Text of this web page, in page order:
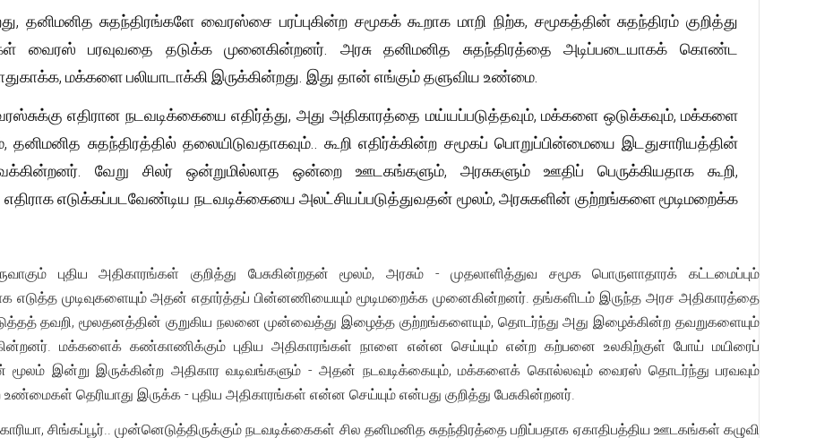
தனிமனித சுதந்திரங்களே வைரஸ்சை பரப்புகின்ற சமூகக் கூறாக மாறி நிற்க, சமூகத்தின் சுதந்திரம் குறித்து
வைரஸ் பரவுவதை தடுக்க முனைகின்றனர். அரசு தனிமனித சுதந்திரத்தை அடிப்படையாகக் கொண்ட
மக்களை பலியாடாக்கி இருக்கின்றது. இது தான் எங்கும் தளுவிய உண்மை.
எதிரான நடவடிக்கையை எதிர்த்து, அது அதிகாரத்தை மய்யப்படுத்தவும், மக்களை ஒடுக்கவும், மக்களை
சுதந்திரத்தில் தலையிடுவதாகவும்.. கூறி எதிர்க்கின்ற சமூகப் பொறுப்பின்மையை இடதுசாரியத்தின்
வேறு சிலர் ஒன்றுமில்லாத ஒன்றை ஊடகங்களும், அரசுகளும் ஊதிப் பெருக்கியதாக கூறி,
எடுக்கப்படவேண்டிய நடவடிக்கையை அலட்சியப்படுத்துவதன் மூலம், அரசுகளின் குற்றங்களை மூடிமறைக்க
புதிய அதிகாரங்கள் குறித்து பேசுகின்றதன் மூலம், அரசும் - முதலாளித்துவ சமூக பொருளாதாரக் கட்டமைப்பும்
எடுத்த முடிவுகளையும் அதன் எதார்த்தப் பின்னணியையும் மூடிமறைக்க முனைகின்றனர். தங்களிடம் இருந்த அரச அதிகாரத்தை
தவறி, மூலதனத்தின் குறுகிய நலனை முன்வைத்து இழைத்த குற்றங்களையும், தொடர்ந்து அது இழைக்கின்ற தவறுகளையும்
மக்களைக் கண்காணிக்கும் புதிய அதிகாரங்கள் நாளை என்ன செய்யும் என்ற கற்பனை உலகிற்குள் போய் மயிரைப்
மூலம் இன்று இருக்கின்ற அதிகார வடிவங்களும் - அதன் நடவடிக்கையும், மக்களைக் கொல்லவும் வைரஸ் தொடர்ந்து பரவவும்
தெரியாது இருக்க - புதிய அதிகாரங்கள் என்ன செய்யும் என்பது குறித்து பேசுகின்றனர்.
சிங்கப்பூர்.. முன்னெடுத்திருக்கும் நடவடிக்கைகள் சில தனிமனித சுதந்திரத்தை பறிப்பதாக ஏகாதிபத்திய ஊடகங்கள் கழுவி